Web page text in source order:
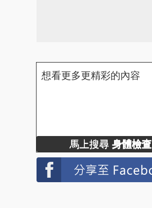
想看更多更精彩的內容
馬上搜尋 身體檢查